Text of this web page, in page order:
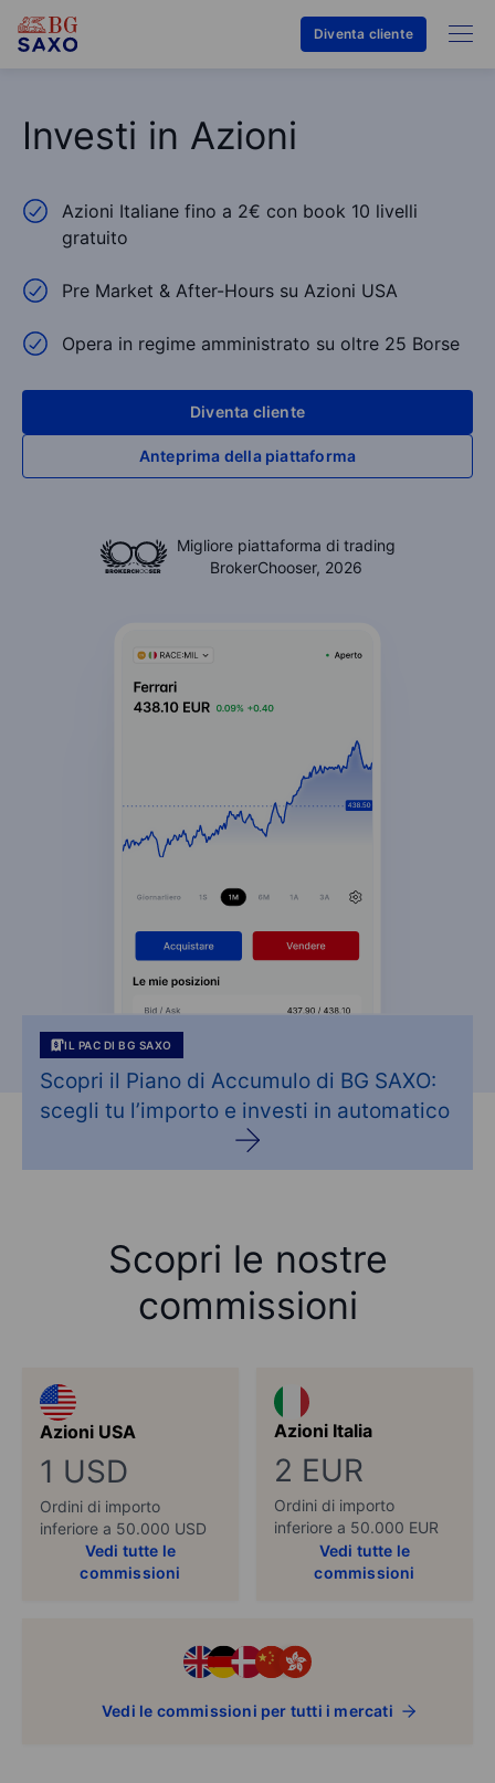
Diventa cliente
Investi in Azioni
Azioni Italiane fino a 2€ con book 10 livelli
gratuito
Pre Market & After-Hours su Azioni USA
Opera in regime amministrato su oltre 25 Borse
Diventa cliente
Anteprima della piattaforma
Migliore piattaforma di trading
BrokerChooser, 2026
IL PAC DI BG SAXO
Scopri il Piano di Accumulo di BG SAXO:
scegli tu l’importo e investi in automatico
Scopri le nostre
commissioni
Azioni USA
1 USD
Ordini di importo
inferiore a 50.000 USD
Vedi tutte le
commissioni
Azioni Italia
2 EUR
Ordini di importo
inferiore a 50.000 EUR
Vedi tutte le
commissioni
Vedi le commissioni per tutti i mercati